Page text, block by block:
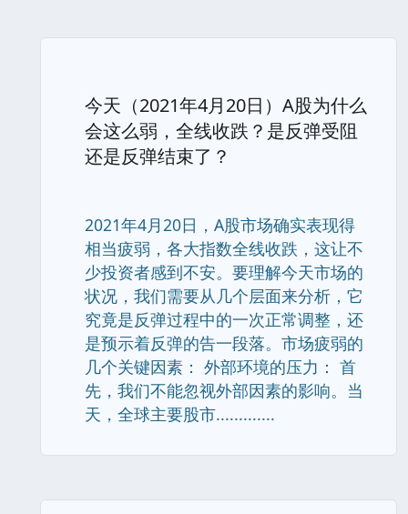
今天（2021年4月20日）A股为什么
会这么弱，全线收跌？是反弹受阻
还是反弹结束了？
2021年4月20日，A股市场确实表现得
相当疲弱，各大指数全线收跌，这让不
少投资者感到不安。要理解今天市场的
状况，我们需要从几个层面来分析，它
究竟是反弹过程中的一次正常调整，还
是预示着反弹的告一段落。市场疲弱的
几个关键因素： 外部环境的压力： 首
先，我们不能忽视外部因素的影响。当
天，全球主要股市.............